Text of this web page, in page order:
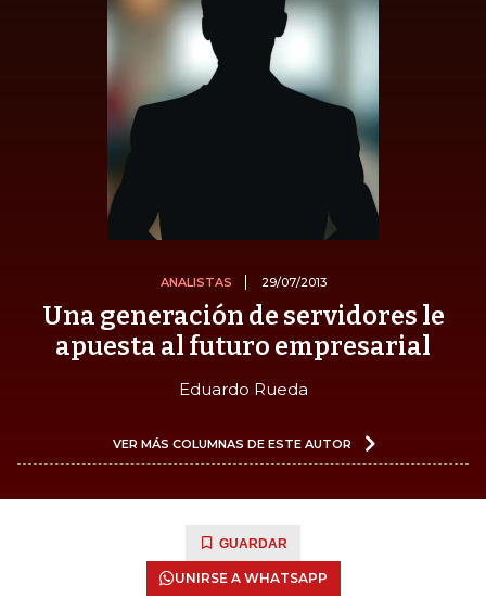
ANALISTAS 29/07/2013
Una generación de servidores le
apuesta al futuro empresarial
Eduardo Rueda
VER MÁS COLUMNAS DE ESTE AUTOR
GUARDAR
UNIRSE A WHATSAPP